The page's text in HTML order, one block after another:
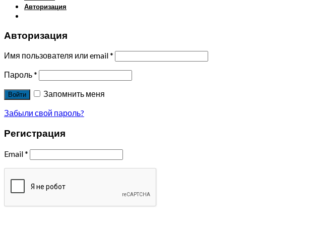
Авторизация
Авторизация
Имя пользователя или email*
Пароль*
Войти
Запомнить меня
Забыли свой пароль?
Регистрация
Email*